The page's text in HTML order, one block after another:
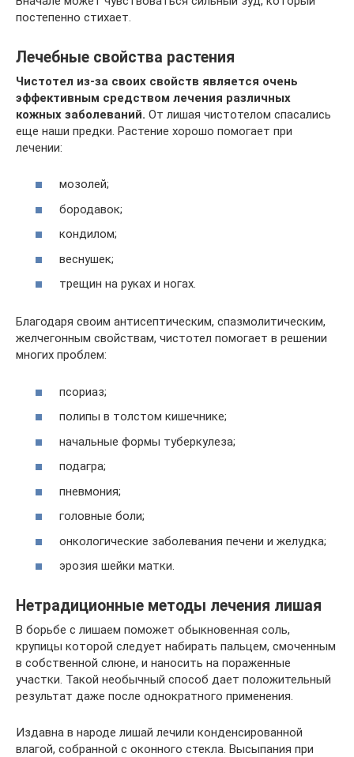
постепенно стихает.
Лечебные свойства растения
Чистотел из-за своих свойств является очень
эффективным средством лечения различных
кожных заболеваний. От лишая чистотелом спасались
еще наши предки. Растение хорошо помогает при
лечении:
мозолей;
бородавок;
кондилом;
веснушек;
трещин на руках и ногах.
Благодаря своим антисептическим, спазмолитическим,
желчегонным свойствам, чистотел помогает в решении
многих проблем:
псориаз;
полипы в толстом кишечнике;
начальные формы туберкулеза;
подагра;
пневмония;
головные боли;
онкологические заболевания печени и желудка;
эрозия шейки матки.
Нетрадиционные методы лечения лишая
В борьбе с лишаем поможет обыкновенная соль,
крупицы которой следует набирать пальцем, смоченным
в собственной слюне, и наносить на пораженные
участки. Такой необычный способ дает положительный
результат даже после однократного применения.
Издавна в народе лишай лечили конденсированной
влагой, собранной с оконного стекла. Высыпания при